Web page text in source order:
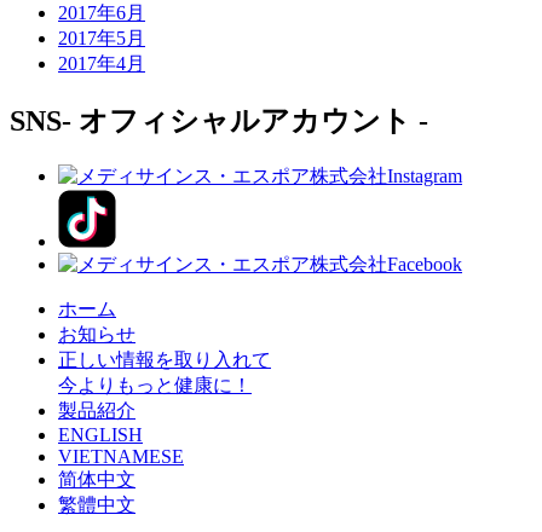
2017年6月
2017年5月
2017年4月
SNS- オフィシャルアカウント -
ホーム
お知らせ
正しい情報を取り入れて
今よりもっと健康に！
製品紹介
ENGLISH
VIETNAMESE
简体中文
繁體中文